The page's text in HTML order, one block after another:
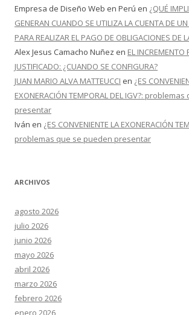
Empresa de Diseño Web en Perú en ¿QUÉ
GENERAN CUANDO SE UTILIZA LA CUENTA DE
PARA REALIZAR EL PAGO DE OBLIGACIONES DE
Alex Jesus Camacho Nuñez en EL INCREMENTO
JUSTIFICADO: ¿CUANDO SE CONFIGURA?
JUAN MARIO ALVA MATTEUCCI en ¿ES
EXONERACIÓN TEMPORAL DEL IGV?:
presentar
Iván en ¿ES CONVENIENTE LA EXONERACIÓN
problemas que se pueden presentar
ARCHIVOS
agosto 2026
julio 2026
junio 2026
mayo 2026
abril 2026
marzo 2026
febrero 2026
enero 2026